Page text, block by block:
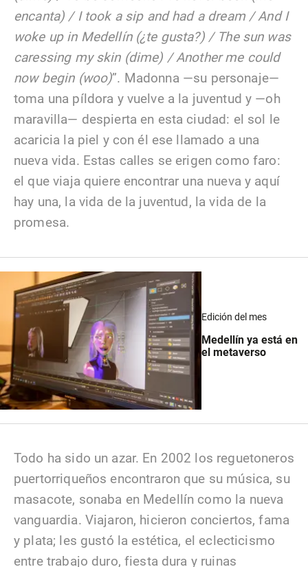
encanta) / I took a sip and had a dream / And I
woke up in Medellín (¿te gusta?) / The sun was
caressing my skin (dime) / Another me could
now begin (woo)”. Madonna —su personaje—
toma una píldora y vuelve a la juventud y —oh
maravilla— despierta en esta ciudad: el sol le
acaricia la piel y con él ese llamado a una
nueva vida. Estas calles se erigen como faro:
el que viaja quiere encontrar una nueva y aquí
hay una, la vida de la juventud, la vida de la
promesa.
Edición del mes
Medellín ya está en
el metaverso
Todo ha sido un azar. En 2002 los reguetoneros
puertorriqueños encontraron que su música, su
masacote, sonaba en Medellín como la nueva
vanguardia. Viajaron, hicieron conciertos, fama
y plata; les gustó la estética, el eclecticismo
entre trabajo duro, fiesta dura y ruinas